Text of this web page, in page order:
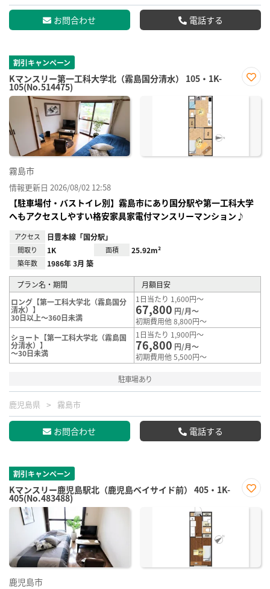
お問合わせ 電話する
割引キャンペーン
Kマンスリー第一工科大学北（霧島国分清水） 105・1K-
105(No.514475)
に入
霧島市
情報更新日 2026/08/02 12:58
【駐車場付・バストイレ別】霧島市にあり国分駅や第一工科大学
へもアクセスしやすい格安家具家電付マンスリーマンション♪
アクセス 日豊本線「国分駅」
間取り 1K 面積 25.92m²
築年数 1986年 3月 築
プラン名・期間
月額目安
ロング【第一工科大学北（霧島国分
清水）】
30日以上～360日未満
1日当たり 1,600円～
67,800 円/月～
初期費用他 8,800円～
ショート【第一工科大学北（霧島国
分清水）】
～30日未満
1日当たり 1,900円～
76,800 円/月～
初期費用他 5,500円～
駐車場あり
鹿児島県 霧島市
お問合わせ 電話する
割引キャンペーン
Kマンスリー鹿児島駅北（鹿児島ベイサイド前） 405・1K-
405(No.483488)
に入
鹿児島市